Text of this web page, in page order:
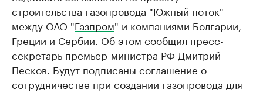
строительства газопровода "Южный поток"
между ОАО "Газпром" и компаниями Болгарии,
Греции и Сербии. Об этом сообщил пресс-
секретарь премьер-министра РФ Дмитрий
Песков. Будут подписаны соглашение о
сотрудничестве при создании газопровода для